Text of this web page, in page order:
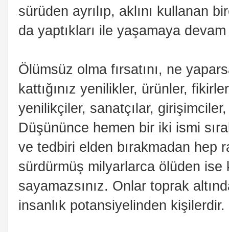
sürüden ayrılıp, aklını kullanan
da yaptıkları ile yaşamaya
Ölümsüz olma fırsatını, ne
kattığınız yenilikler, ürünler,
yenilikçiler, sanatçılar, girişimciler,
Düşününce hemen bir iki ismi
ve tedbiri elden bırakmadan hep
sürdürmüş milyarlarca ölüden
sayamazsınız. Onlar toprak
insanlık potansiyelinden kişilerdir.